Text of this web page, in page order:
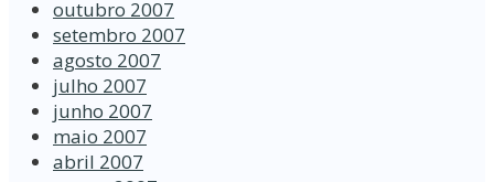
outubro 2007
setembro 2007
agosto 2007
julho 2007
junho 2007
maio 2007
abril 2007